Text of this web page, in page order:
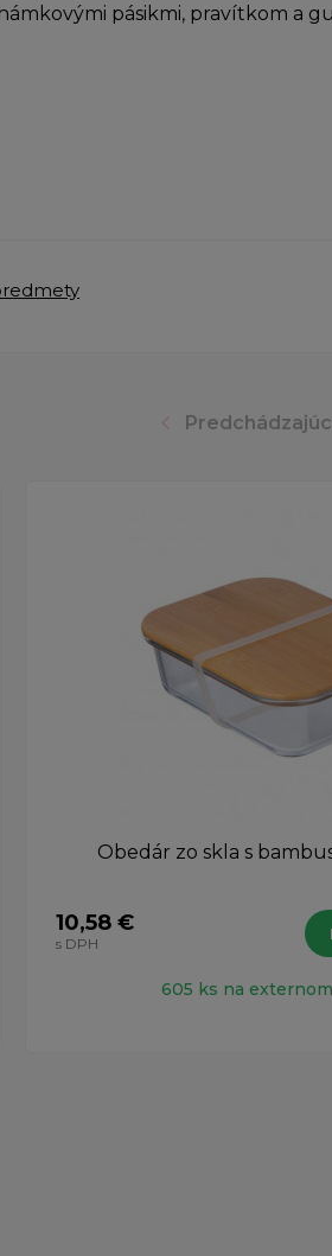
pásikmi, pravítkom a
Obedár zo skla s
10,58 €
s DPH
605 ks na